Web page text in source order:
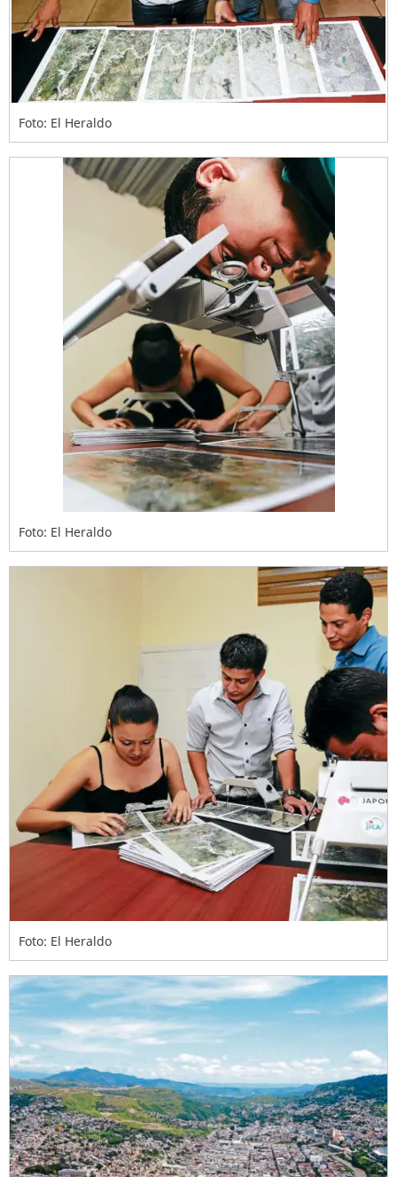
Foto: El Heraldo
Foto: El Heraldo
Foto: El Heraldo